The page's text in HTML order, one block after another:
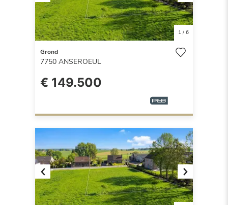
1/ 6
Grond
7750 ANSEROEUL
€ 149.500
Previous Next